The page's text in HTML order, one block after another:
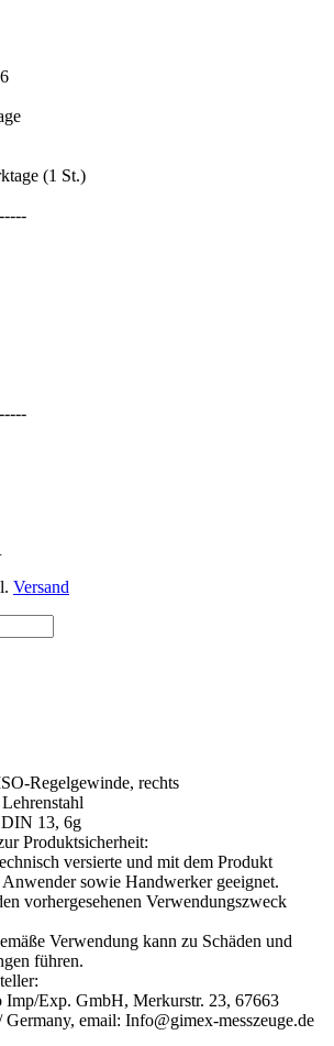
(1 St.)
Versand
Regelgewinde, rechts
13, 6g
Produktsicherheit:
versierte und mit dem Produkt
Anwender sowie Handwerker geeignet.
vorhergesehenen Verwendungszweck
Verwendung kann zu Schäden und
führen.
Imp/Exp. GmbH, Merkurstr. 23, 67663
Germany, email: Info@gimex-messzeuge.de